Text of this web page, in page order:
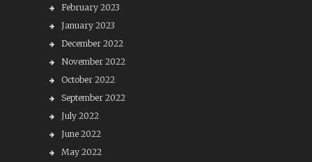
February 2023
January 2023
December 2022
November 2022
October 2022
September 2022
July 2022
June 2022
May 2022